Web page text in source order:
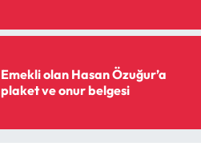
Emekli olan Hasan Özuğur’a
plaket ve onur belgesi